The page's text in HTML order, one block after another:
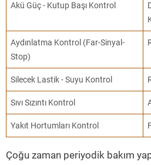
Akü Güç - Kutup Başı Kontrol
Aydınlatma Kontrol (Far-Sinyal-
Stop)
Silecek Lastik - Suyu Kontrol
Sıvı Sızıntı Kontrol
Yakıt Hortumları Kontrol
Çoğu zaman periyodik bakım